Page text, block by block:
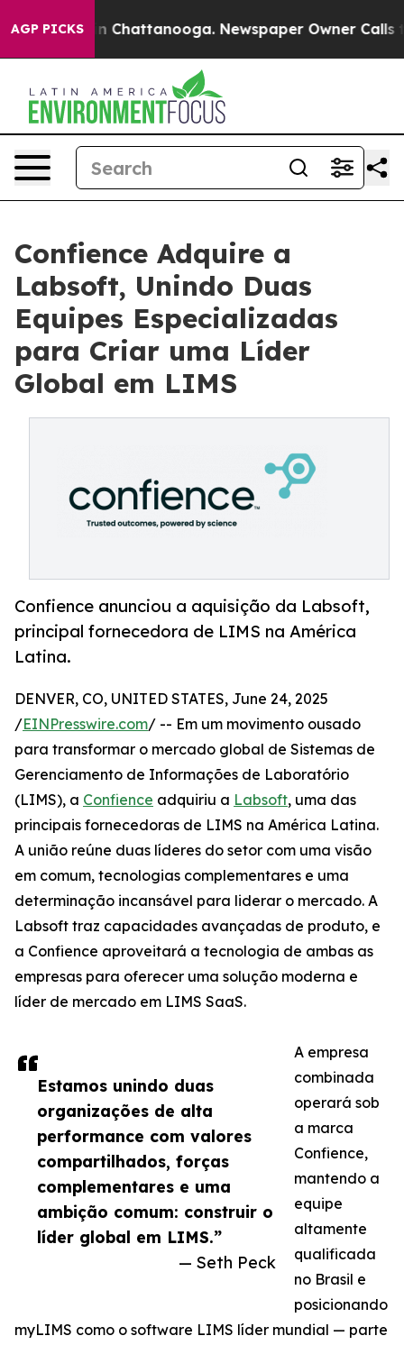
AGP PICKS
Chaos in Chattanooga. Newspaper Owner Calls the
Confience Adquire a
Labsoft, Unindo Duas
Equipes Especializadas
para Criar uma Líder
Global em LIMS
Confience anunciou a aquisição da Labsoft,
principal fornecedora de LIMS na América
Latina.
Estamos unindo duas
organizações de alta
performance com valores
compartilhados, forças
complementares e uma
ambição comum: construir o
líder global em LIMS.”
— Seth Peck
DENVER, CO, UNITED STATES, June 24, 2025
/EINPresswire.com/ -- Em um movimento ousado
para transformar o mercado global de Sistemas de
Gerenciamento de Informações de Laboratório
(LIMS), a Confience adquiriu a Labsoft, uma das
principais fornecedoras de LIMS na América Latina.
A união reúne duas líderes do setor com uma visão
em comum, tecnologias complementares e uma
determinação incansável para liderar o mercado. A
Labsoft traz capacidades avançadas de produto, e
a Confience aproveitará a tecnologia de ambas as
empresas para oferecer uma solução moderna e
líder de mercado em LIMS SaaS.
A empresa
combinada
operará sob
a marca
Confience,
mantendo a
equipe
altamente
qualificada
no Brasil e
posicionando
myLIMS como o software LIMS líder mundial — parte